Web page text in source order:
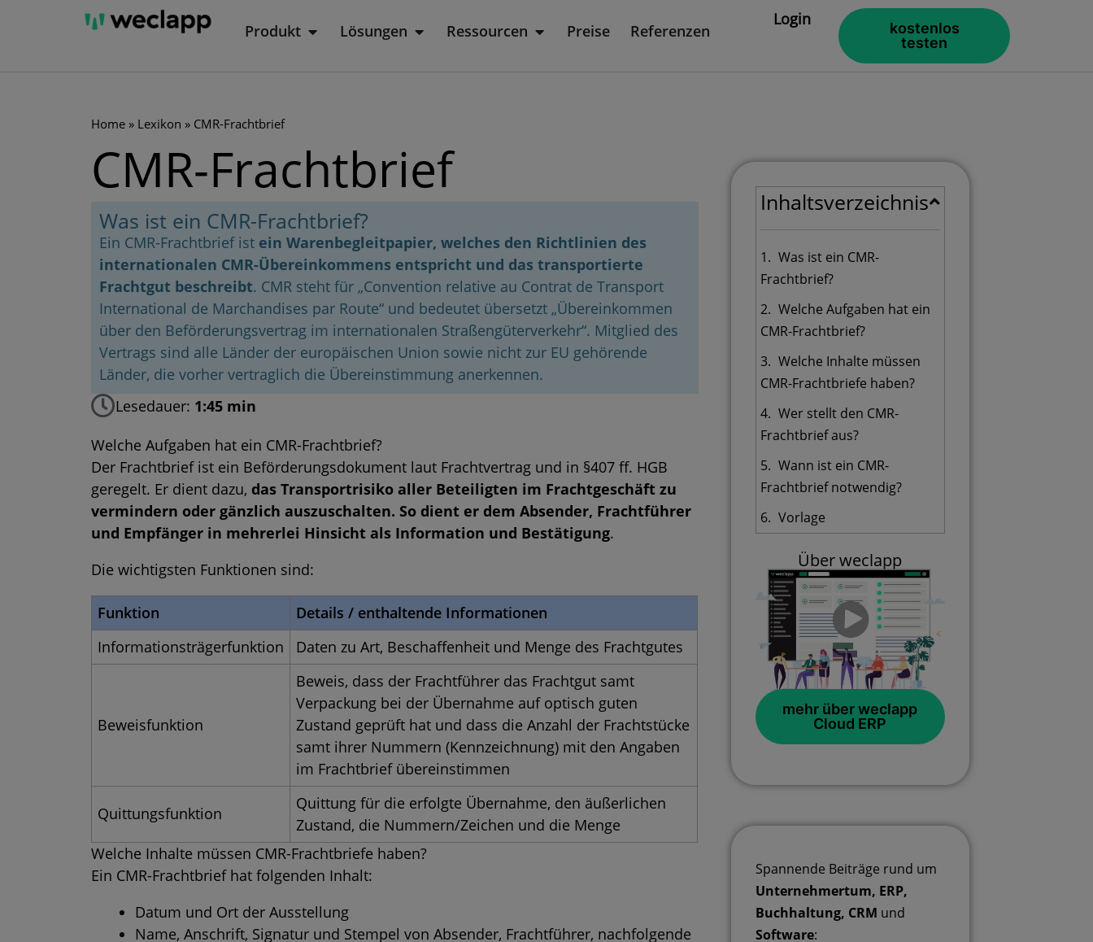
Produkt Öffne Produkt
Lösungen Öffne Lösungen
Ressourcen Öffne Ressourcen
Preise Referenzen
Login
kostenlos
testen
Home » Lexikon » CMR-Frachtbrief
CMR-Frachtbrief
Was ist ein CMR-Frachtbrief?
Ein CMR-Frachtbrief ist ein Warenbegleitpapier, welches den Richtlinien des
internationalen CMR-Übereinkommens entspricht und das transportierte
Frachtgut beschreibt. CMR steht für „Convention relative au Contrat de Transport
International de Marchandises par Route“ und bedeutet übersetzt „Übereinkommen
über den Beförderungsvertrag im internationalen Straßengüterverkehr“. Mitglied des
Vertrags sind alle Länder der europäischen Union sowie nicht zur EU gehörende
Länder, die vorher vertraglich die Übereinstimmung anerkennen.
Lesedauer: 1:45 min
Welche Aufgaben hat ein CMR-Frachtbrief?
Der Frachtbrief ist ein Beförderungsdokument laut Frachtvertrag und in §407 ff. HGB
geregelt. Er dient dazu, das Transportrisiko aller Beteiligten im Frachtgeschäft zu
vermindern oder gänzlich auszuschalten. So dient er dem Absender, Frachtführer
und Empfänger in mehrerlei Hinsicht als Information und Bestätigung.
Die wichtigsten Funktionen sind:
Funktion
Details / enthaltende Informationen
Informationsträgerfunktion
Daten zu Art, Beschaffenheit und Menge des Frachtgutes
Beweisfunktion
Beweis, dass der Frachtführer das Frachtgut samt
Verpackung bei der Übernahme auf optisch guten
Zustand geprüft hat und dass die Anzahl der Frachtstücke
samt ihrer Nummern (Kennzeichnung) mit den Angaben
im Frachtbrief übereinstimmen
Quittungsfunktion
Quittung für die erfolgte Übernahme, den äußerlichen
Zustand, die Nummern/Zeichen und die Menge
Welche Inhalte müssen CMR-Frachtbriefe haben?
Ein CMR-Frachtbrief hat folgenden Inhalt:
Datum und Ort der Ausstellung
Name, Anschrift, Signatur und Stempel von Absender, Frachtführer, nachfolgende
Inhaltsverzeichnis
Was ist ein CMR-
Frachtbrief?
Welche Aufgaben hat ein
CMR-Frachtbrief?
Welche Inhalte müssen
CMR-Frachtbriefe haben?
Wer stellt den CMR-
Frachtbrief aus?
Wann ist ein CMR-
Frachtbrief notwendig?
Vorlage
Über weclapp
mehr über weclapp
Cloud ERP
Spannende Beiträge rund um
Unternehmertum, ERP,
Buchhaltung, CRM und
Software: